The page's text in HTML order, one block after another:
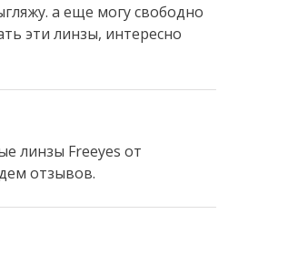
а еще могу свободно
эти линзы, интересно
линзы Freeyes от
отзывов.